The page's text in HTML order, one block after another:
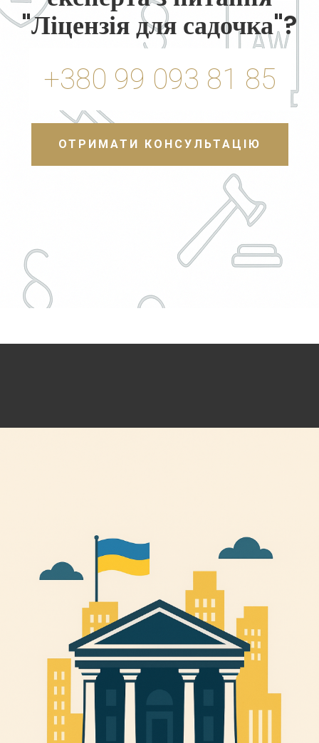
"Ліцензія для садочка"?
+380 99 093 81 85
ОТРИМАТИ КОНСУЛЬТАЦІЮ